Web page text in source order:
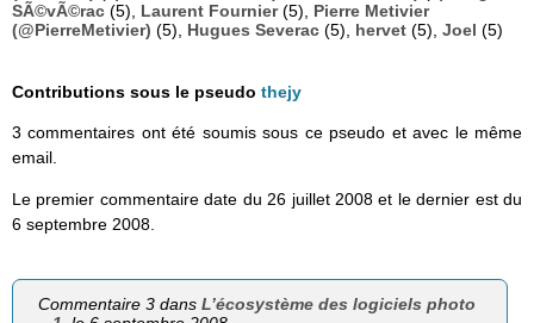
SÃ©vÃ©rac (5), Laurent Fournier(5), Pierre Metivier
(@PierreMetivier) (5), Hugues Severac (5), hervet (5), Joel (5)
Contributions sous le pseudo thejy
3 commentaires ont été soumis sous ce pseudo et avec le même
email.
Le premier commentaire date du 26 juillet 2008 et le dernier est du
6 septembre 2008.
Commentaire 3 dansL’écosystème des logiciels photo